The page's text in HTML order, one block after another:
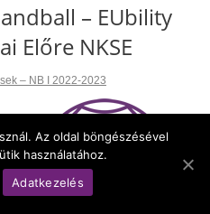
– EUbility
Előre NKSE
– NB I 2022-2023
Az oldal böngészésével
használatához.
Adatkezelés